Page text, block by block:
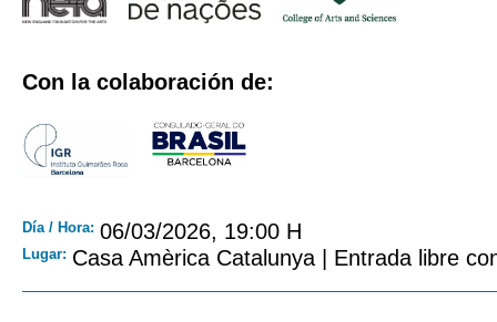
Con la colaboración de:
Día / Hora: 06/03/2026, 19:00 H
Lugar: Casa Amèrica Catalunya | Entrada libre